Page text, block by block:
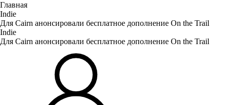
Главная
Indie
Для Cairn анонсировали бесплатное дополнение On the Trail
Indie
Для Cairn анонсировали бесплатное дополнение On the Trail